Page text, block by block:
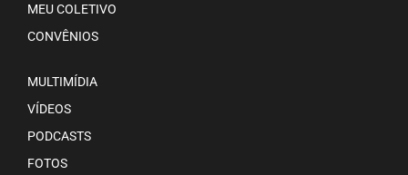
MEU COLETIVO
CONVÊNIOS
MULTIMÍDIA
VÍDEOS
PODCASTS
FOTOS